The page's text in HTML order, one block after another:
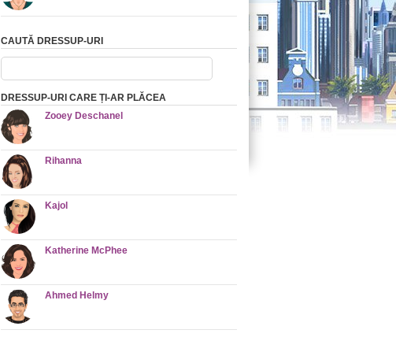
CAUTĂ DRESSUP-URI
DRESSUP-URI CARE ȚI-AR PLĂCEA
Zooey Deschanel
Rihanna
Kajol
Katherine McPhee
Ahmed Helmy